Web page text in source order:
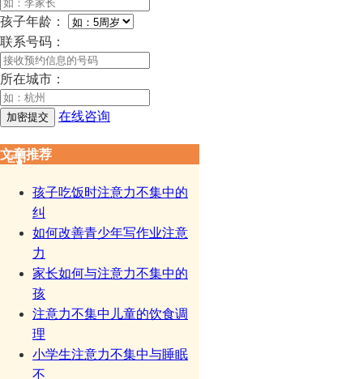
孩子年龄：
联系号码：
所在城市：
在线咨询
文章推荐
孩子吃饭时注意力不集中的
纠
如何改善青少年写作业注意
力
家长如何与注意力不集中的
孩
注意力不集中儿童的饮食调
理
小学生注意力不集中与睡眠
不